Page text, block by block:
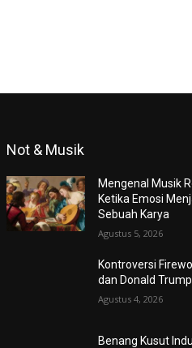
Not & Musik
Mengenal Musik
Ketika Emosi
Sebuah Karya
Agustus 5, 2026
Kontroversi
dan Donald Trump
Agustus 4, 2026
Benang Kusut